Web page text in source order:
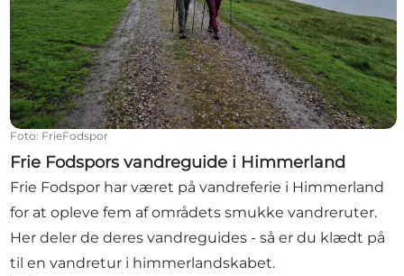
Foto: FrieFodspor
Frie Fodspors vandreguide i Himmerland
Frie Fodspor har været på vandreferie i Himmerland
for at opleve fem af områdets smukke vandreruter.
Her deler de deres vandreguides - så er du klædt på
til en vandretur i himmerlandskabet.